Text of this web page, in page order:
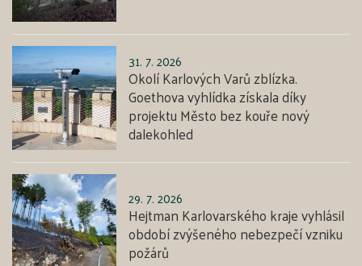
31. 7. 2026
Okolí Karlových Varů zblízka.
Goethova vyhlídka získala díky
projektu Město bez kouře nový
dalekohled
29. 7. 2026
Hejtman Karlovarského kraje vyhlásil
období zvýšeného nebezpečí vzniku
požárů